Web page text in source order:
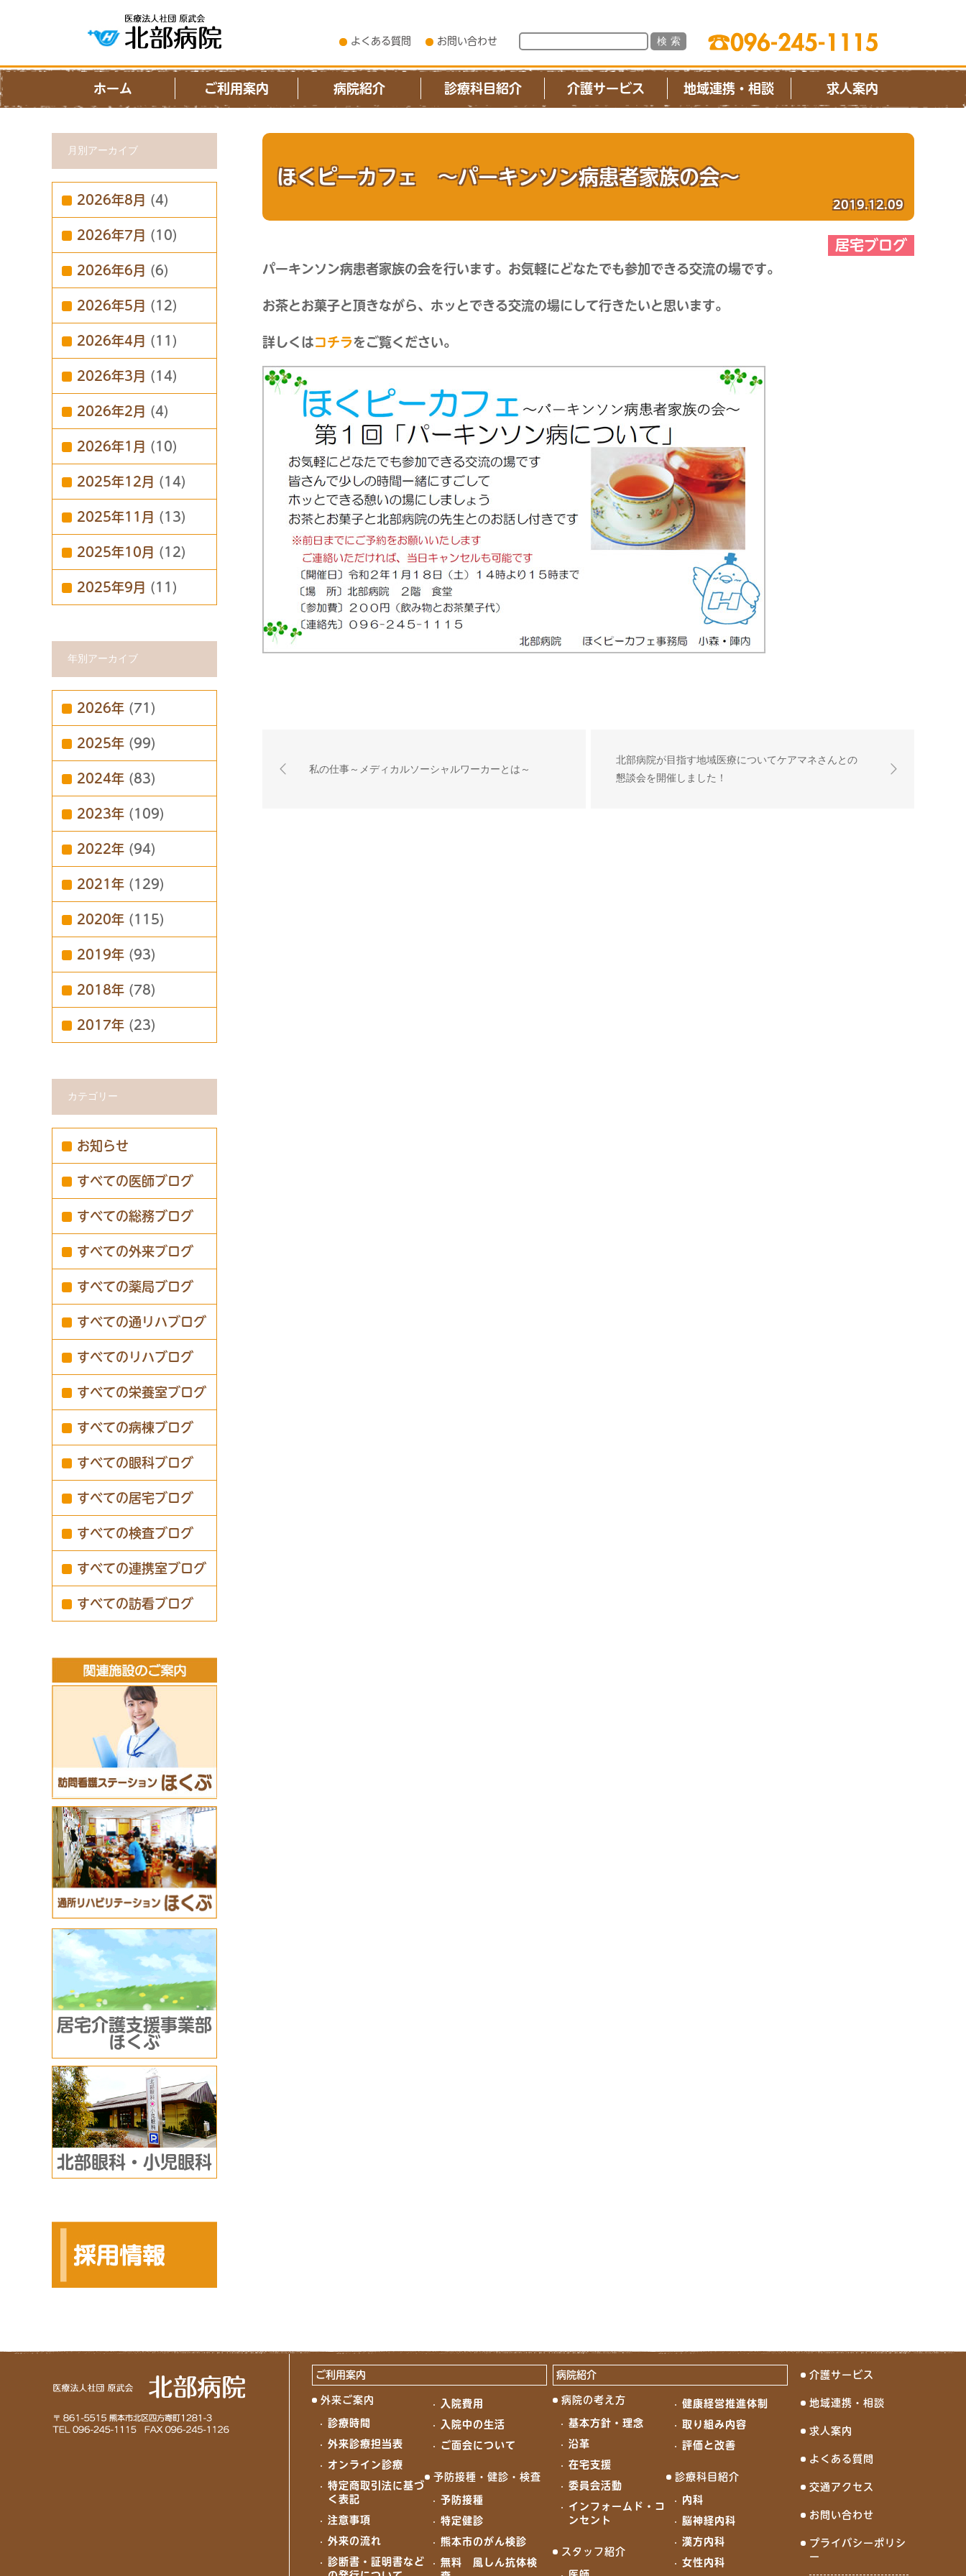
よくある質問 お問い合わせ
ホーム ご利用案内 病院紹介 診療科目紹介 介護サービス 地域連携・相談 求人案内
ほくピーカフェ ～パーキンソン病患者家族の会～
2019.12.09
居宅ブログ
パーキンソン病患者家族の会を行います。お気軽にどなたでも参加できる交流の場です。
お茶とお菓子と頂きながら、ホッとできる交流の場にして行きたいと思います。
詳しくはコチラをご覧ください。
私の仕事～メディカルソーシャルワーカーとは～
北部病院が目指す地域医療についてケアマネさんとの
懇談会を開催しました！
月別アーカイブ
2026年8月 (4)
2026年7月 (10)
2026年6月 (6)
2026年5月 (12)
2026年4月 (11)
2026年3月 (14)
2026年2月 (4)
2026年1月 (10)
2025年12月 (14)
2025年11月 (13)
2025年10月 (12)
2025年9月 (11)
年別アーカイブ
2026年 (71)
2025年 (99)
2024年 (83)
2023年 (109)
2022年 (94)
2021年 (129)
2020年 (115)
2019年 (93)
2018年 (78)
2017年 (23)
カテゴリー
お知らせ
すべての医師ブログ
すべての総務ブログ
すべての外来ブログ
すべての薬局ブログ
すべての通リハブログ
すべてのリハブログ
すべての栄養室ブログ
すべての病棟ブログ
すべての眼科ブログ
すべての居宅ブログ
すべての検査ブログ
すべての連携室ブログ
すべての訪看ブログ
居宅介護支援事業部
ほくぶ
北部眼科・小児眼科
ご利用案内
外来ご案内
診療時間
外来診療担当表
オンライン診療
特定商取引法に基づ
く表記
注意事項
外来の流れ
診断書・証明書など
入院費用
入院中の生活
ご面会について
予防接種・健診・検査
予防接種
特定健診
熊本市のがん検診
無料 風しん抗体検
病院紹介
病院の考え方
基本方針・理念
沿革
在宅支援
委員会活動
インフォームド・コ
ンセント
スタッフ紹介
健康経営推進体制
取り組み内容
評価と改善
診療科目紹介
内科
脳神経内科
漢方内科
女性内科
介護サービス
地域連携・相談
求人案内
よくある質問
交通アクセス
お問い合わせ
プライバシーポリシ
ー